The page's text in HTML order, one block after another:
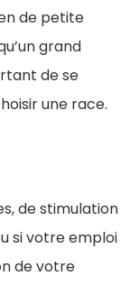
de petite
grand
de se
une race.
de stimulation
si votre emploi
de votre